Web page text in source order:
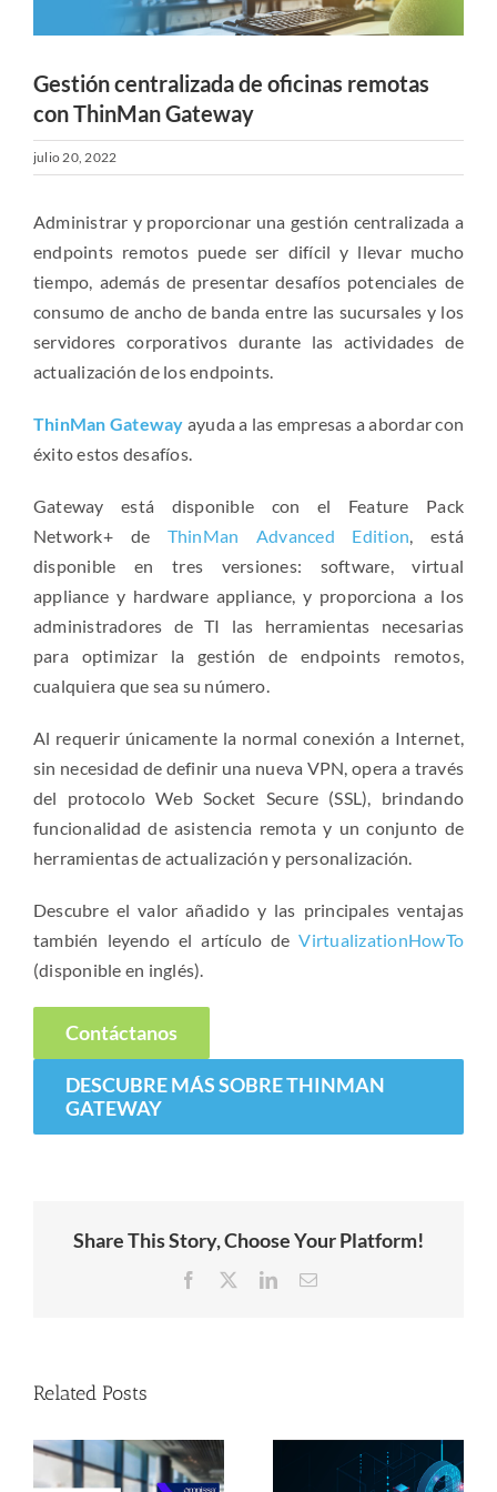
Gestión centralizada de oficinas remotas
con ThinMan Gateway
julio 20, 2022
Administrar y proporcionar una gestión centralizada a
endpoints remotos puede ser difícil y llevar mucho
tiempo, además de presentar desafíos potenciales de
consumo de ancho de banda entre las sucursales y los
servidores corporativos durante las actividades de
actualización de los endpoints.
ThinMan Gateway ayuda a las empresas a abordar con
éxito estos desafíos.
Gateway está disponible con el Feature Pack
Network+ de ThinMan Advanced Edition, está
disponible en tres versiones: software, virtual
appliance y hardware appliance, y proporciona a los
administradores de TI las herramientas necesarias
para optimizar la gestión de endpoints remotos,
cualquiera que sea su número.
Al requerir únicamente la normal conexión a Internet,
sin necesidad de definir una nueva VPN, opera a través
del protocolo Web Socket Secure (SSL), brindando
funcionalidad de asistencia remota y un conjunto de
herramientas de actualización y personalización.
Descubre el valor añadido y las principales ventajas
también leyendo el artículo deVirtualizationHowTo
(disponible en inglés).
Contáctanos
DESCUBRE MÁS SOBRE THINMAN
GATEWAY
Share This Story, Choose Your Platform!
Facebook LinkedInEmail
Related Posts
Soluciones